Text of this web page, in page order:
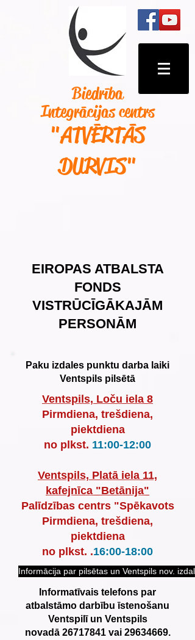
Biedrība
Integrācijas centrs
"ATVĒRTĀS
DURVIS"
EIROPAS ATBALSTA
FONDS
VISTRŪCĪGĀKAJĀM
PERSONĀM
Paku izdales punktu darba laiki
Ventspils pilsētā
Ventspils, Loču iela 8
Pirmdiena, trešdiena,
piektdiena
no plkst. 11:00-12:00
Ventspils, Platā iela 11,
kafejnīca "Betānija"
Palīdzības centrs "Spēkavots
Pirmdiena, trešdiena,
piektdiena
no plkst. .16:00-18:00
Informācija par pilsētas un Ventspils nov.
Informatīvais telefons par
atbalstāmo darbību īstenošanu
Ventspilī un Ventspils
novadā 26717841vai 29634669.